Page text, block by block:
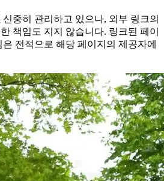
중히 관리하고 있으나, 외부 링크의
책임도 지지 않습니다. 링크된 페이
전적으로 해당 페이지의 제공자에